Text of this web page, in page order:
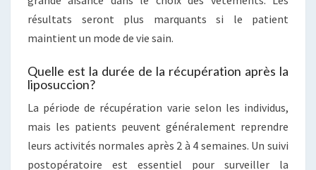
résultats seront plus marquants si le patient
maintient un mode de vie sain.
Quelle est la durée de la récupération après la
liposuccion?
La période de récupération varie selon les individus,
mais les patients peuvent généralement reprendre
leurs activités normales après 2 à 4 semaines. Un suivi
postopératoire est essentiel pour surveiller la